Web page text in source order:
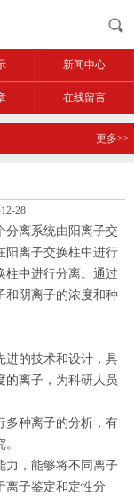
新闻中心
在线留言
更多>>
28
分离系统由阳离子交
阳离子交换柱中进行
柱中进行分离。通过
和阴离子的浓度和种
进的技术和设计，具
的离子，为科研人员
多种离子的分析，有
力，能够将不同离子
离子鉴定和定性分